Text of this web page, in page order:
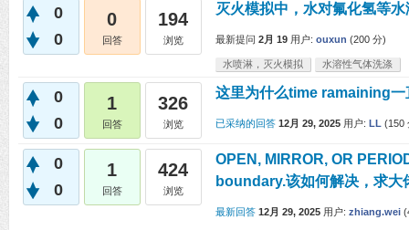
0
0
0
回答
194
浏览
灭火模拟中，水对氟化氢等
最新提问 2月 19 用户: ouxun (200 分)
水喷淋，灭火模拟 水溶性气体洗涤
0
0
1
回答
326
浏览
这里为什么time ramaining一
已采纳的回答 12月 29, 2025 用户: LL (150
0
0
1
回答
424
浏览
OPEN, MIRROR, OR
boundary.该如何解决，求大
最新回答 12月 29, 2025 用户: zhiang.wei (